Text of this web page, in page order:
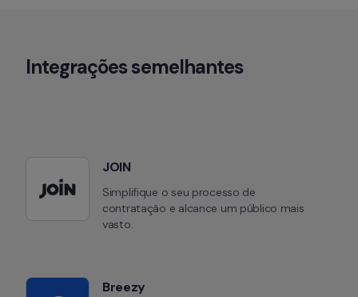
Integrações semelhantes
JOIN
Simplifique o seu processo de
contratação e alcance um público mais
vasto.
Breezy